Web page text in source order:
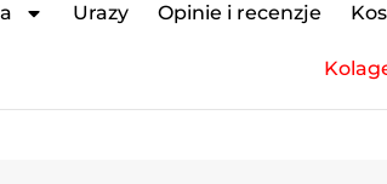
Urazy Opinie i recenzje